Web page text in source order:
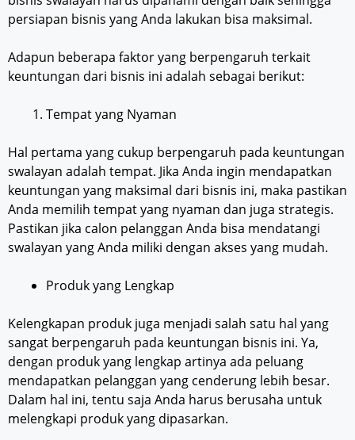
persiapan bisnis yang Anda lakukan bisa maksimal.
Adapun beberapa faktor yang berpengaruh terkait
keuntungan dari bisnis ini adalah sebagai berikut:
Tempat yang Nyaman
Hal pertama yang cukup berpengaruh pada keuntungan
swalayan adalah tempat. Jika Anda ingin mendapatkan
keuntungan yang maksimal dari bisnis ini, maka pastikan
Anda memilih tempat yang nyaman dan juga strategis.
Pastikan jika calon pelanggan Anda bisa mendatangi
swalayan yang Anda miliki dengan akses yang mudah.
Produk yang Lengkap
Kelengkapan produk juga menjadi salah satu hal yang
sangat berpengaruh pada keuntungan bisnis ini. Ya,
dengan produk yang lengkap artinya ada peluang
mendapatkan pelanggan yang cenderung lebih besar.
Dalam hal ini, tentu saja Anda harus berusaha untuk
melengkapi produk yang dipasarkan.